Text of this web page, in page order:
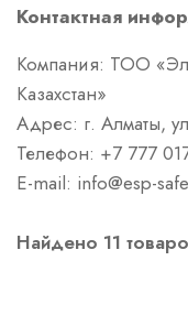
Контактная
Компания: ТОО
Казахстан»
Адрес: г. Алматы,
Телефон: +7 777
E-mail: info@esp-
Найдено 11